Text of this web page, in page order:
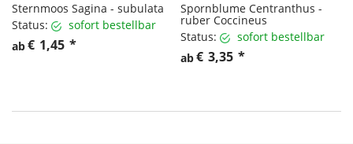
Sternmoos Sagina - subulata
Status:
sofort bestellbar
ab€ 1,45 *
Spornblume Centranthus -
ruber Coccineus
Status:
sofort bestellbar
ab€ 3,35 *